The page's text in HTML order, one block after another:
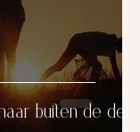
buiten de deur.